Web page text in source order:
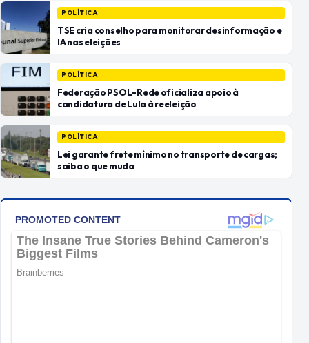
POLÍTICA
TSE cria conselho para monitorar desinformação e
IA nas eleições
POLÍTICA
Federação PSOL-Rede oficializa apoio à
candidatura de Lula à reeleição
POLÍTICA
Lei garante frete mínimo no transporte de cargas;
saiba o que muda